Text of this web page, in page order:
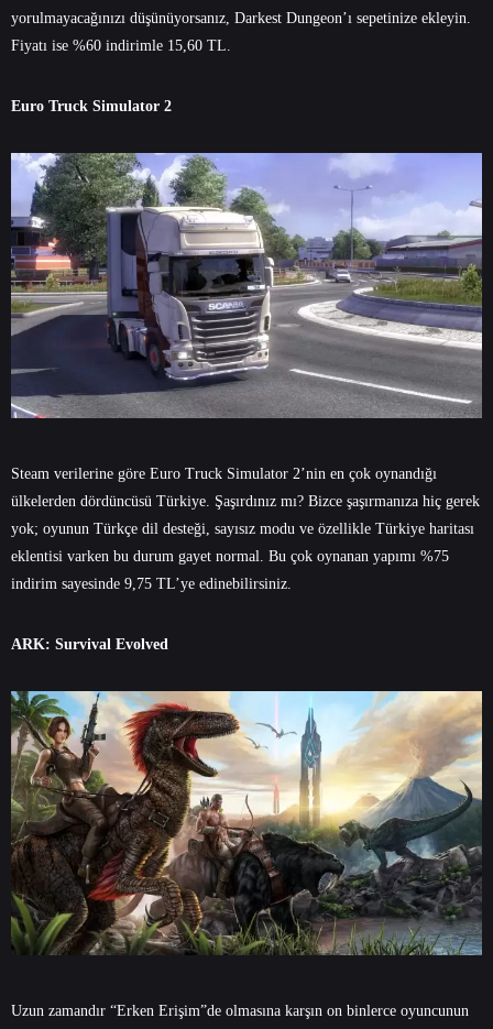
yorulmayacağınızı düşünüyorsanız, Darkest Dungeon’ı sepetinize ekleyin.
Fiyatı ise %60 indirimle 15,60 TL.
Euro Truck Simulator 2
Steam verilerine göre Euro Truck Simulator 2’nin en çok oynandığı
ülkelerden dördüncüsü Türkiye. Şaşırdınız mı? Bizce şaşırmanıza hiç gerek
yok; oyunun Türkçe dil desteği, sayısız modu ve özellikle Türkiye haritası
eklentisi varken bu durum gayet normal. Bu çok oynanan yapımı %75
indirim sayesinde 9,75 TL’ye edinebilirsiniz.
ARK: Survival Evolved
Uzun zamandır “Erken Erişim”de olmasına karşın on binlerce oyuncunun